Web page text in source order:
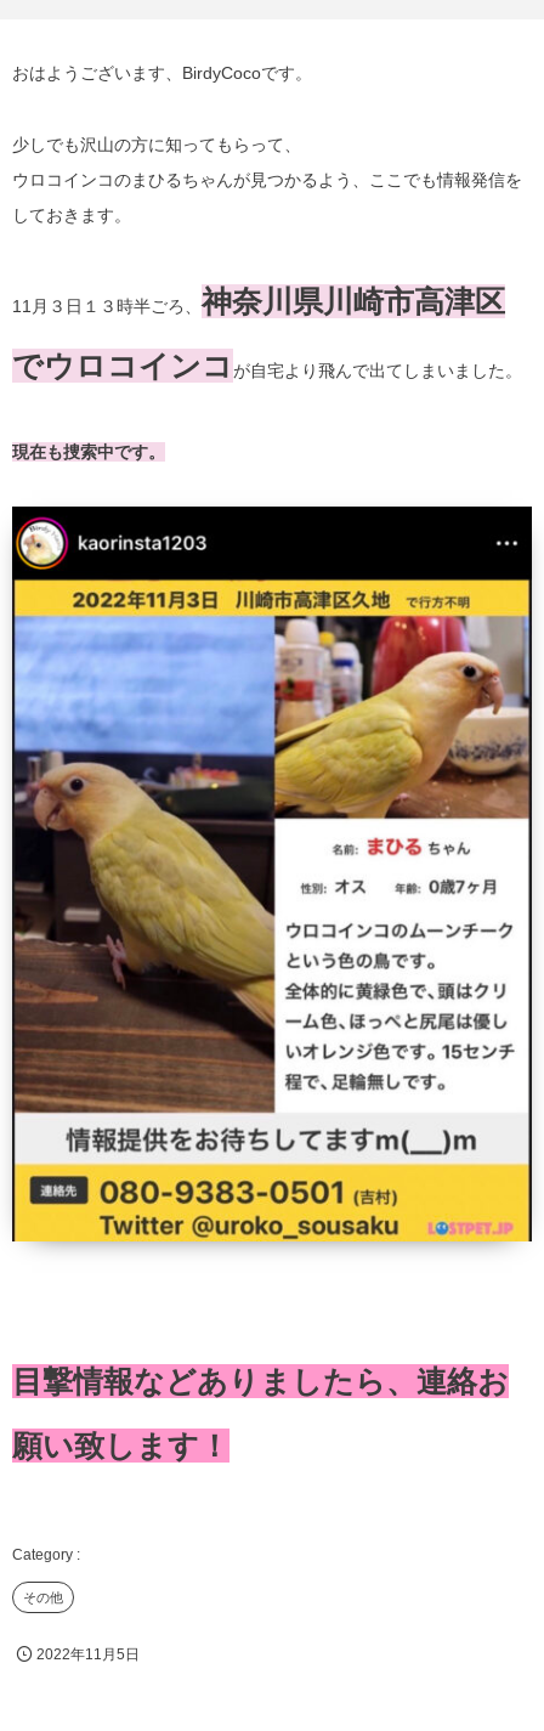
おはようございます、BirdyCocoです。
少しでも沢山の方に知ってもらって、
ウロコインコのまひるちゃんが見つかるよう、ここでも情報発信を
しておきます。
11月３日１３時半ごろ、神奈川県川崎市高津区
でウロコインコ が自宅より飛んで出てしまいました。
現在も捜索中です。
目撃情報などありましたら、連絡お
願い致します！
その他
2022年11月5日